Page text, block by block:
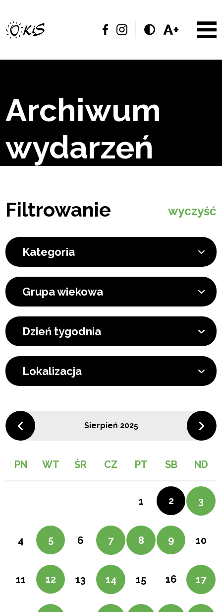
Archiwum
wydarzeń
Filtrowanie wyczyść
Kategoria
Grupa wiekowa
Dzień tygodnia
Lokalizacja
Sierpień 2025
PN WT ŚR CZ PT SB ND
1 2 3
4 5 6 7 8 9 10
11 12 13 14 15 16 17